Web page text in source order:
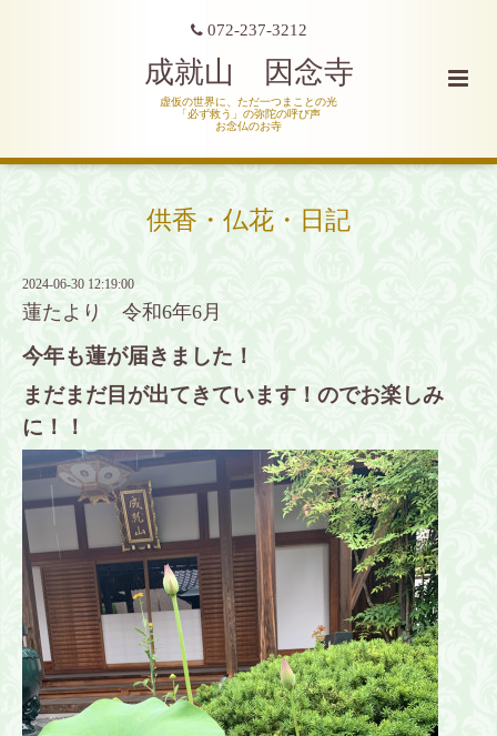
072-237-3212
成就山 因念寺
虚仮の世界に、ただ一つまことの光
「必ず救う」の弥陀の呼び声
お念仏のお寺
供香・仏花・日記
2024-06-30 12:19:00
蓮たより 令和6年6月
今年も蓮が届きました！
まだまだ目が出てきています！のでお楽しみ
に！！